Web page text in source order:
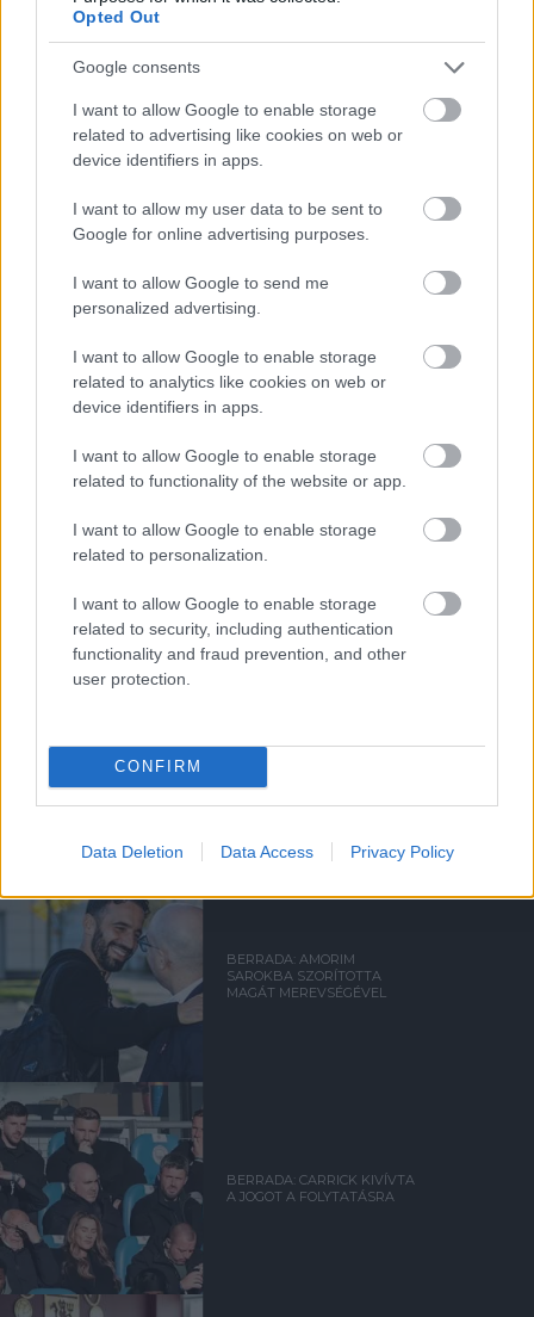
Opted Out
Google consents
I want to allow Google to enable storage
related to advertising like cookies on web or
device identifiers in apps.
I want to allow my user data to be sent to
Google for online advertising purposes.
I want to allow Google to send me
personalized advertising.
I want to allow Google to enable storage
related to analytics like cookies on web or
device identifiers in apps.
I want to allow Google to enable storage
related to functionality of the website or app.
I want to allow Google to enable storage
related to personalization.
I want to allow Google to enable storage
related to security, including authentication
functionality and fraud prevention, and other
user protection.
CONFIRM
Data Deletion Data Access Privacy Policy
Paris Saint-Germainvs
Manchester United
Felkészülési szezon 4. mérkőzés
Nya Ullevi, Göteborg
2026-08-08 17:00
1 nap 16 óra 0 perc 4 másodperc
Manchester United
ELŐZŐ MÉRKŐZÉSEK
Támogatás
Támogasd adományoddal
Kapcsolódó hírek
OMAR BERRADA
BERRADA: AMORIM
SAROKBA SZORÍTOTTA
MAGÁT MEREVSÉGÉVEL
BERRADA: CARRICK KIVÍVTA
A JOGOT A FOLYTATÁSRA